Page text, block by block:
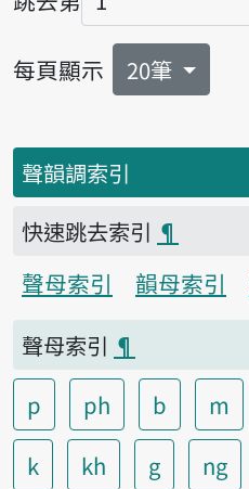
頁碼
每頁顯示 20筆
聲韻調索引
快速跳去索引 ¶
聲母索引
韻母索引
聲母索引 ¶
p
ph b m
k
kh g ng